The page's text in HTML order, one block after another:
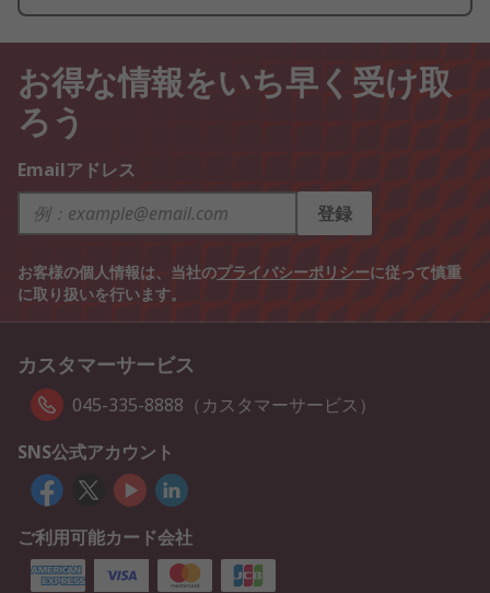
お得な情報をいち早く受け取
ろう
Emailアドレス
登録
お客様の個人情報は、当社のプライバシーポリシーに従って慎重
に取り扱いを行います。
カスタマーサービス
045-335-8888（カスタマーサービス）
SNS公式アカウント
ご利用可能カード会社